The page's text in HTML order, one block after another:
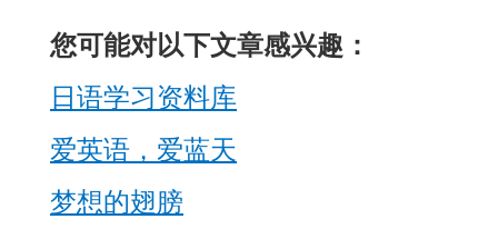
您可能对以下文章感兴趣：
日语学习资料库
爱英语，爱蓝天
梦想的翅膀